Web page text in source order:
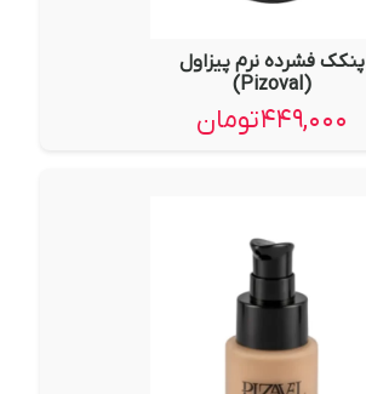
پنکک فشرده نرم پیزاول
(Pizoval)
۴۴۹,۰۰۰تومان